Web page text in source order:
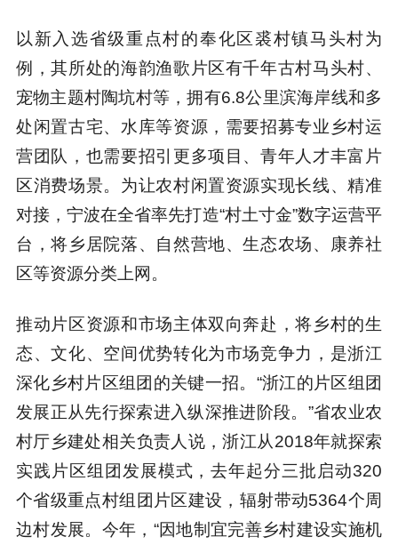
以新入选省级重点村的奉化区裘村镇马头村为
例，其所处的海韵渔歌片区有千年古村马头村、
宠物主题村陶坑村等，拥有6.8公里滨海岸线和多
处闲置古宅、水库等资源，需要招募专业乡村运
营团队，也需要招引更多项目、青年人才丰富片
区消费场景。为让农村闲置资源实现长线、精准
对接，宁波在全省率先打造“村土寸金”数字运营平
台，将乡居院落、自然营地、生态农场、康养社
区等资源分类上网。
推动片区资源和市场主体双向奔赴，将乡村的生
态、文化、空间优势转化为市场竞争力，是浙江
深化乡村片区组团的关键一招。“浙江的片区组团
发展正从先行探索进入纵深推进阶段。”省农业农
村厅乡建处相关负责人说，浙江从2018年就探索
实践片区组团发展模式，去年起分三批启动320
个省级重点村组团片区建设，辐射带动5364个周
边村发展。今年，“因地制宜完善乡村建设实施机